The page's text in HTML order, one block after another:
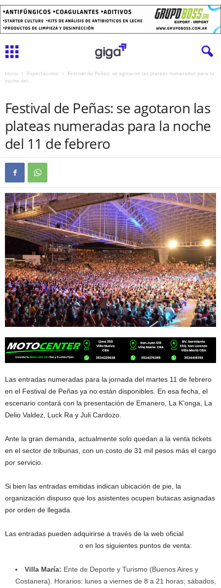
Inicio Espectáculos
Festival de Peñas: se agotaron las plateas numeradas para la
noche del...
Festival de Peñas: se agotaron las
plateas numeradas para la noche
del 11 de febrero
Las entradas numeradas para la jornada del martes 11 de febrero
en el Festival de Peñas ya no están disponibles. En esa fecha, el
escenario contará con la presentación de Emanero, La K’onga, La
Delio Valdez, Luck Ra y Juli Cardozo.
Ante la gran demanda, actualmente solo quedan a la venta tickets
en el sector de tribunas, con un costo de 31 mil pesos más el cargo
por servicio.
Si bien las entradas emitidas indican ubicación de pie, la
organización dispuso que los asistentes ocupen butacas asignadas
por orden de llegada.
Las entradas pueden adquirirse a través de la web oficial
o en los siguientes puntos de venta:
Villa María: Ente de Deporte y Turismo (Buenos Aires y
Costanera). Horarios: lunes a viernes de 8 a 21 horas; sábados,